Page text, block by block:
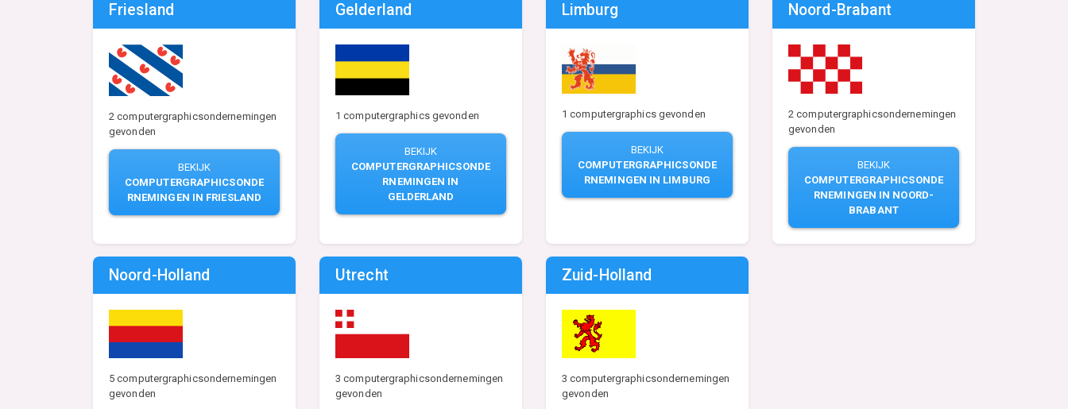
Friesland
2 computergraphicsondernemingen
gevonden
BEKIJK
COMPUTERGRAPHICSONDE
RNEMINGEN IN FRIESLAND
Gelderland
1 computergraphics gevonden
BEKIJK
COMPUTERGRAPHICSONDE
RNEMINGEN IN
GELDERLAND
Limburg
1 computergraphics gevonden
BEKIJK
COMPUTERGRAPHICSONDE
RNEMINGEN IN LIMBURG
Noord-Brabant
2 computergraphicsondernemingen
gevonden
BEKIJK
COMPUTERGRAPHICSONDE
RNEMINGEN IN NOORD-
BRABANT
Noord-Holland
5 computergraphicsondernemingen
gevonden
Utrecht
3 computergraphicsondernemingen
gevonden
Zuid-Holland
3 computergraphicsondernemingen
gevonden